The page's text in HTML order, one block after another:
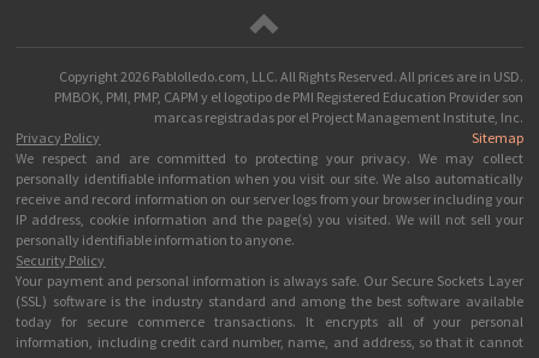
Copyright2026 Pablolledo.com, LLC. All Rights Reserved.
PMBOK, PMI, PMP, CAPM y el logotipo de PMI Registered Education Provider son
marcas registradas por el Project Management Institute, Inc.
Privacy Policy
We respect and are committed to protecting your privacy. We may collect
personally identifiable information when you visit our site. We also automatically
receive and record information on our server logs from your browser including your
IP address, cookie information and the page(s) you visited. We will not sell your
personally identifiable information to anyone.
Security Policy
Your payment and personal information is always safe. Our Secure Sockets Layer
(SSL) software is the industry standard and among the best software available
today for secure commerce transactions. It encrypts all of your personal
information, including credit card number, name, and address, so that it cannot
All prices are in USD.
Sitemap